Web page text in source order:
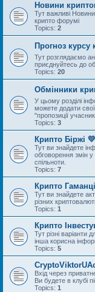
Новини
Тут важливі
крипто форумі
Topics: 2
Прогноз
Тут розглядаємо
приєднуйтесь до
Topics: 20
Обмінники
У цьому розділі
можете додати свої
"пропозиції
Topics: 3
Крипто Біржі
Тут ви знайдете
обговорення змін у
спільноти.
Topics: 7
Крипто
Тут ви знайдете
різних
Topics: 1
Крипто
Тут різні варіанти
інша корисна
Topics: 5
Вхід через
Ви будете в клубі
Topics: 1